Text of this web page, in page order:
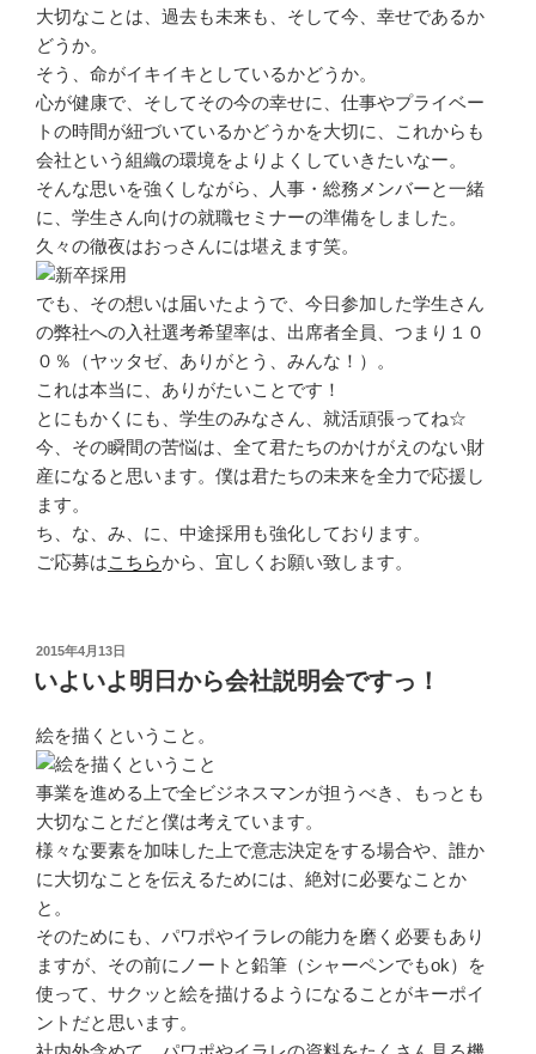
大切なことは、過去も未来も、そして今、幸せであるか
どうか。
そう、命がイキイキとしているかどうか。
心が健康で、そしてその今の幸せに、仕事やプライベー
トの時間が紐づいているかどうかを大切に、これからも
会社という組織の環境をよりよくしていきたいなー。
そんな思いを強くしながら、人事・総務メンバーと一緒
に、学生さん向けの就職セミナーの準備をしました。
久々の徹夜はおっさんには堪えます笑。
でも、その想いは届いたようで、今日参加した学生さん
の弊社への入社選考希望率は、出席者全員、つまり１０
０％（ヤッタゼ、ありがとう、みんな！）。
これは本当に、ありがたいことです！
とにもかくにも、学生のみなさん、就活頑張ってね☆
今、その瞬間の苦悩は、全て君たちのかけがえのない財
産になると思います。僕は君たちの未来を全力で応援し
ます。
ち、な、み、に、中途採用も強化しております。
ご応募はこちらから、宜しくお願い致します。
投
稿
日:
2015年4月13日
いよいよ明日から会社説明会ですっ！
絵を描くということ。
事業を進める上で全ビジネスマンが担うべき、もっとも
大切なことだと僕は考えています。
様々な要素を加味した上で意志決定をする場合や、誰か
に大切なことを伝えるためには、絶対に必要なことか
と。
そのためにも、パワポやイラレの能力を磨く必要もあり
ますが、その前にノートと鉛筆（シャーペンでもok）を
使って、サクッと絵を描けるようになることがキーポイ
ントだと思います。